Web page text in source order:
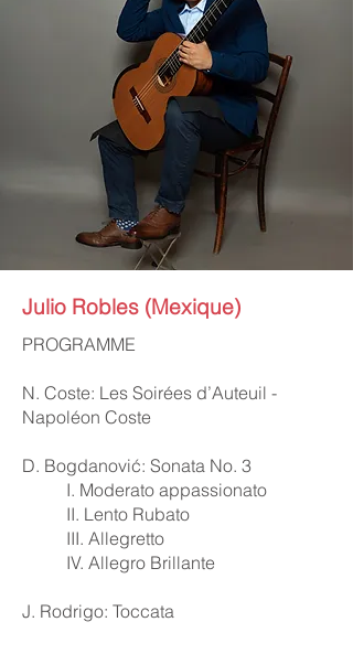
Julio Robles (Mexique)
PROGRAMME
N. Coste: Les Soirées d’Auteuil -
Napoléon Coste
D. Bogdanović: Sonata No. 3
I. Moderato appassionato
II. Lento Rubato
III. Allegretto
IV. Allegro Brillante
J. Rodrigo: Toccata